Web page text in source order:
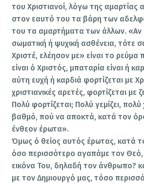
του Χριστιανοί, λόγω της
στον εαυτό του τα βάρη των
του τα αμαρτήματα των άλλων. «Αν
σωματική ή ψυχική ασθένεια, τότε
Χριστέ, ελέησον με» είναι το
είναι ό Χριστός, μπαταρία είναι ή
αύτη ευχή ή καρδιά φορτίζεται με
χριστιανικές αρετές, φορτίζεται
Πολύ φορτίζεται; Πολύ γεμίζει,
βαθμό, πού να αποκτά, κατά τον
ένθεον έρωτα».
Όμως ό θείος αυτός έρωτας, κατά
όσο περισσότερο αγαπάμε τον
εικόνα Του, δηλαδή τον άνθρωπο?
με τον Δημιουργό μας, τόσο